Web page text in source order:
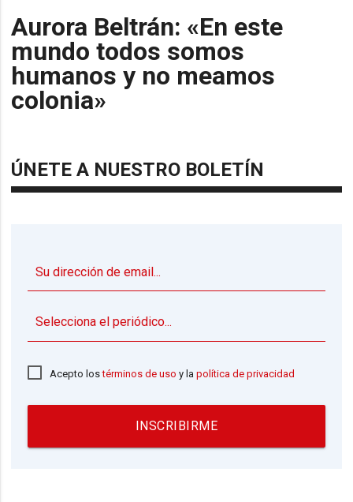
Aurora Beltrán: «En este
mundo todos somos
humanos y no meamos
colonia»
ÚNETE A NUESTRO BOLETÍN
Acepto lostérminos de uso y lapolítica de privacidad
INSCRIBIRME